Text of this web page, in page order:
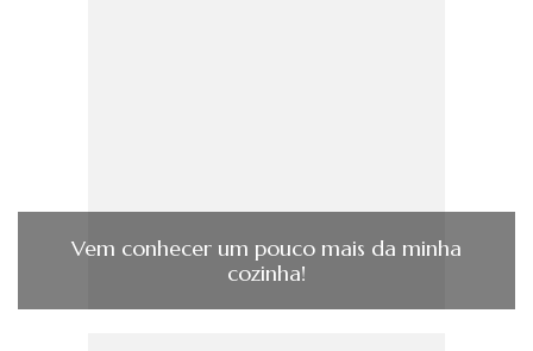
Vem conhecer um pouco mais da minha
cozinha!